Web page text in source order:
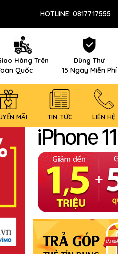
HOTLINE: 0817717555
Hàng Trên
Quốc
Dùng Thử
15 Ngày Miễn Phí
MÃI TIN TỨC LIÊN HỆ